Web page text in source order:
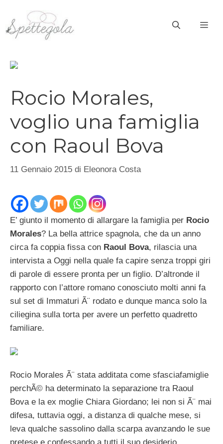
contenuto
Rocio Morales,
voglio una famiglia
con Raoul Bova
11 Gennaio 2015 di Eleonora Costa
E’ giunto il momento di allargare la famiglia per Rocio
Morales? La bella attrice spagnola, che da un anno
circa fa coppia fissa con Raoul Bova, rilascia una
intervista a Oggi nella quale fa capire senza troppi giri
di parole di essere pronta per un figlio. D’altronde il
rapporto con l’attore romano conosciuto molti anni fa
sul set di Immaturi Ã¨ rodato e dunque manca solo la
ciliegina sulla torta per avere un perfetto quadretto
familiare.
Rocio Morales Ã¨ stata additata come sfasciafamiglie
perchÃ© ha determinato la separazione tra Raoul
Bova e la ex moglie Chiara Giordano; lei non si Ã¨ mai
difesa, tuttavia oggi, a distanza di qualche mese, si
leva qualche sassolino dalla scarpa avanzando le sue
pretese e confessando a tutti il suo desiderio